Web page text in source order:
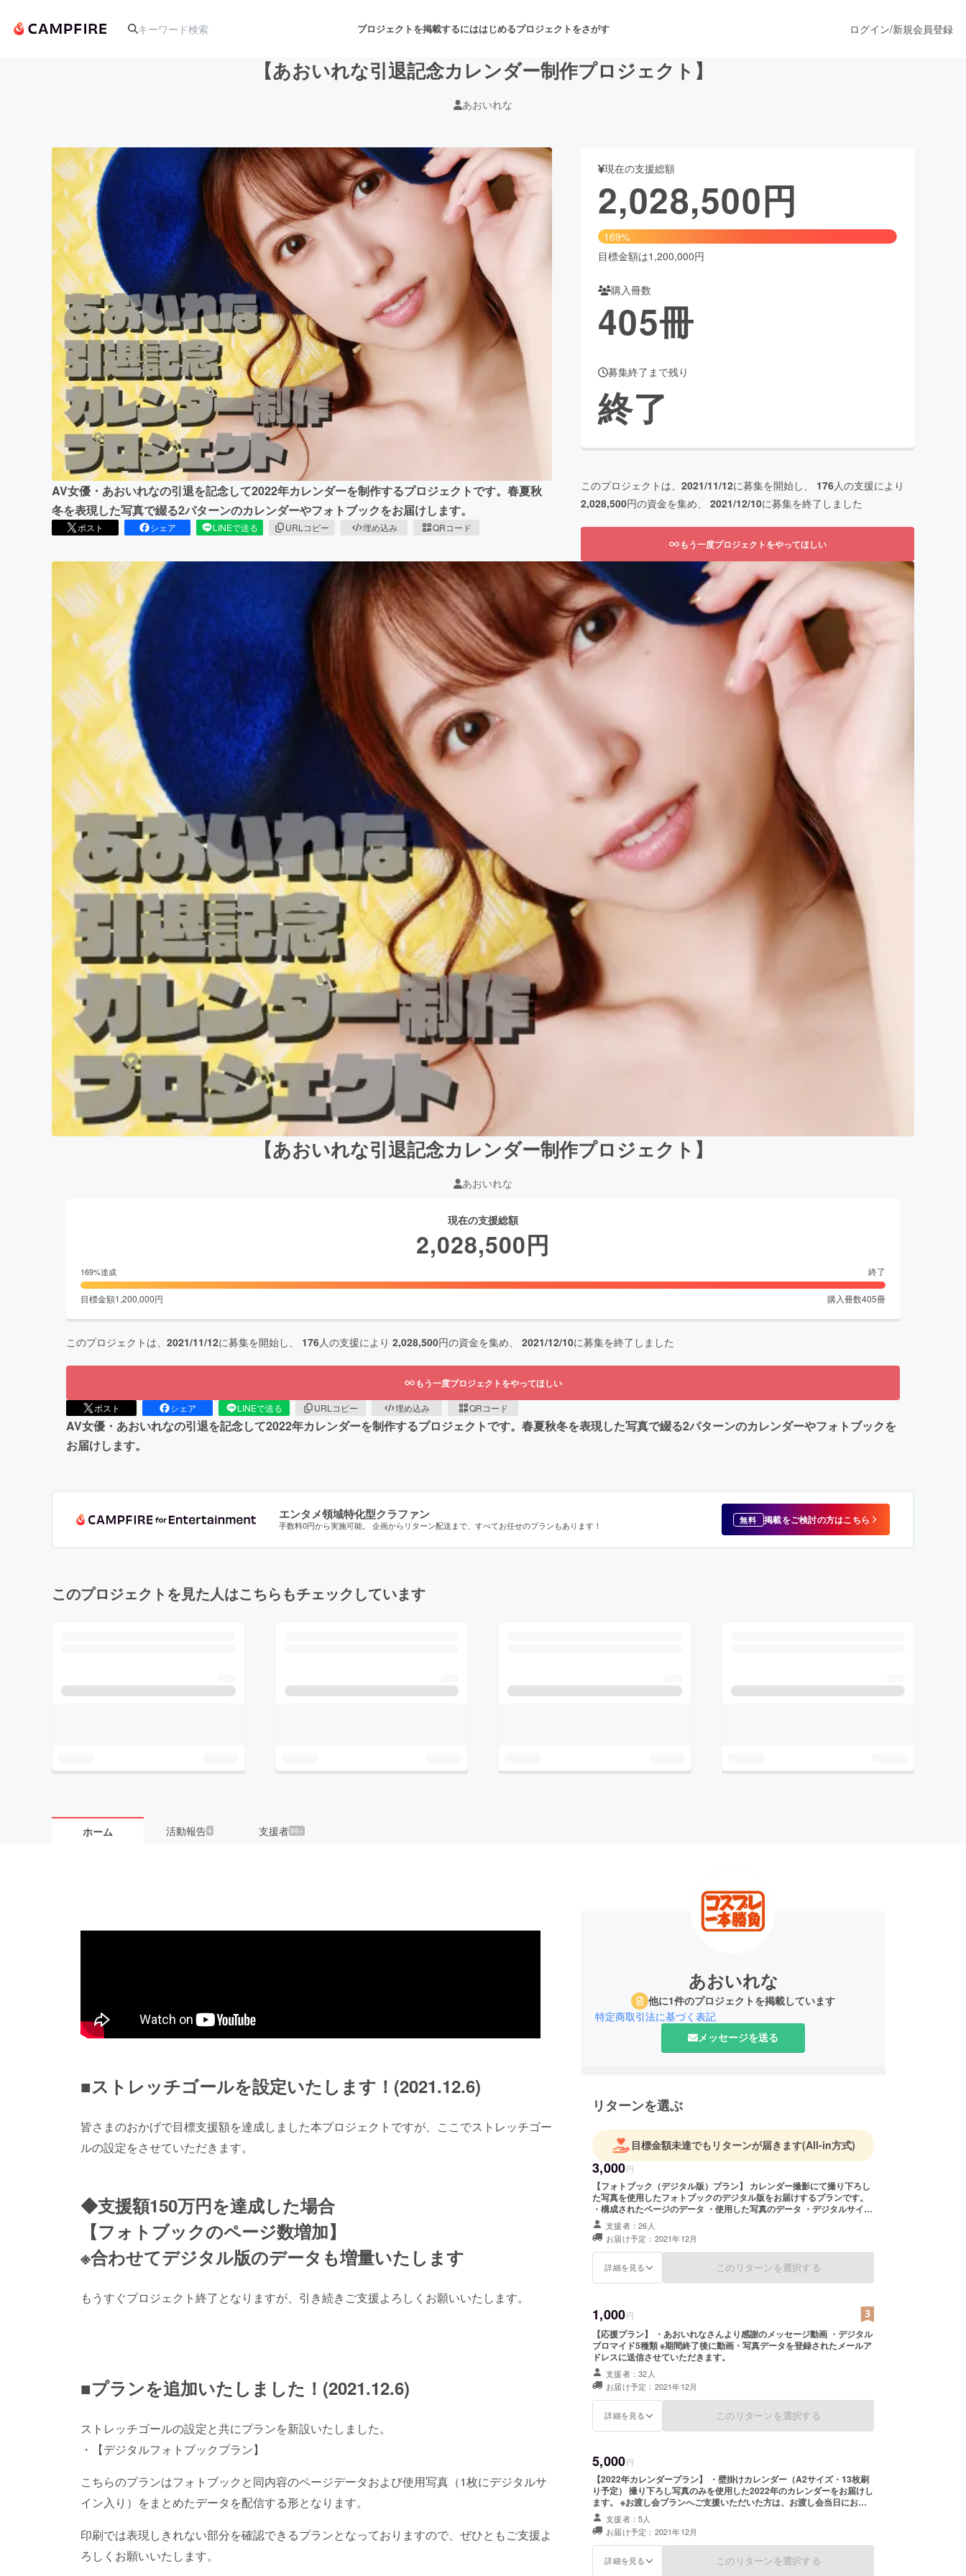
プロジェクトを掲載するにははじめるプロジェクトをさがす
アート・写真 音楽 舞台・パフォーマンス
テクノロジー・ガジェット ゲーム・サービス開発 フード・飲食店 ファッション
映像・映画 書籍・雑誌出版
ビジネス・起業 ビューティー・ヘルスケア
まちづくり・地域活性化
CAMPFIRE Creation
CAMPFIREふるさと納税
machi-ya
ログイン/新規会員登録
【あおいれな引退記念カレンダー制作プロジェクト】
あおいれな
AV女優・あおいれなの引退を記念して2022年カレンダーを制作するプロジェクトです。春夏秋
冬を表現した写真で綴る2パターンのカレンダーやフォトブックをお届けします。
ポスト シェア LINEで送る URLコピー 埋め込み QRコード
現在の支援総額
2,028,500円
169%
目標金額は1,200,000円
購入冊数
405冊
募集終了まで残り
終了
このプロジェクトは、 2021/11/12に募集を開始し、 176人の支援により
2,028,500円の資金を集め、 2021/12/10に募集を終了しました
もう一度プロジェクトをやってほしい
【あおいれな引退記念カレンダー制作プロジェクト】
あおいれな
現在の支援総額
2,028,500円
169%達成 終了
目標金額1,200,000円 購入冊数405冊
このプロジェクトは、 2021/11/12に募集を開始し、 176人の支援により 2,028,500円の資金を集め、 2021/12/10に募集を終了しました
もう一度プロジェクトをやってほしい
ポスト シェア LINEで送る URLコピー 埋め込み QRコード
AV女優・あおいれなの引退を記念して2022年カレンダーを制作するプロジェクトです。春夏秋冬を表現した写真で綴る2パターンのカレンダーやフォトブックを
お届けします。
エンタメ領域特化型クラファン
手数料0円から実施可能。 企画からリターン配送まで、すべてお任せのプランもあります！ 無料 掲載をご検討の方はこちら
このプロジェクトを見た人はこちらもチェックしています
ホーム 活動報告4 支援者99+
■ストレッチゴールを設定いたします！(2021.12.6)
皆さまのおかげで目標支援額を達成しました本プロジェクトですが、ここでストレッチゴー
ルの設定をさせていただきます。
◆支援額150万円を達成した場合
【フォトブックのページ数増加】
※合わせてデジタル版のデータも増量いたします
もうすぐプロジェクト終了となりますが、引き続きご支援よろしくお願いいたします。
■プランを追加いたしました！(2021.12.6)
ストレッチゴールの設定と共にプランを新設いたしました。
・【デジタルフォトブックプラン】
こちらのプランはフォトブックと同内容のページデータおよび使用写真（1枚にデジタルサ
イン入り）をまとめたデータを配信する形となります。
印刷では表現しきれない部分を確認できるプランとなっておりますので、ぜひともご支援よ
ろしくお願いいたします。
あおいれな
他に1件のプロジェクトを掲載しています
特定商取引法に基づく表記
メッセージを送る
リターンを選ぶ
目標金額未達でもリターンが届きます(All-in方式)
3,000円
【フォトブック（デジタル版）プラン】 カレンダー撮影にて撮り下ろし
た写真を使用したフォトブックのデジタル版をお届けするプランです。
・構成されたページのデータ ・使用した写真のデータ ・デジタルサイン
入り写真データ 上記３点をプロジェクト期間終了後に登録されたメール
アドレスに送信させていただきます。
支援者：26人
お届け予定：2021年12月
詳細を見る このリターンを選択する
1,000円
【応援プラン】 ・あおいれなさんより感謝のメッセージ動画 ・デジタル
ブロマイド5種類 ※期間終了後に動画・写真データを登録されたメールア
ドレスに送信させていただきます。
支援者：32人
お届け予定：2021年12月
詳細を見る このリターンを選択する
5,000円
【2022年カレンダープラン】 ・壁掛けカレンダー（A2サイズ・13枚刷
り予定） 撮り下ろし写真のみを使用した2022年のカレンダーをお届けし
ます。 ※お渡し会プランへご支援いただいた方は、お渡し会当日にお渡
しいたします。発送でのお届けも可能ですので、ご希望の場合は備考欄
にてその旨お伝えください。
支援者：5人
お届け予定：2021年12月
詳細を見る このリターンを選択する